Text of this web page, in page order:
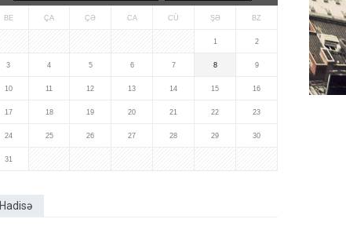
BE ÇA ÇƏ CA CÜ ŞƏ BZ
1 2
3 4 5 6 7 8 9
10 11 12 13 14 15 16
17 18 19 20 21 22 23
24 25 26 27 28 29 30
31
Hadisə